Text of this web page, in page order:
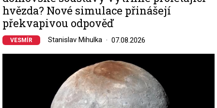
hvězda? Nové simulace přinášejí
překvapivou odpověď
VESMÍR Stanislav Mihulka 07.08.2026